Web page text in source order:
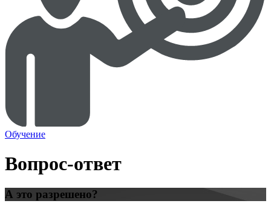
Обучение
Вопрос-ответ
А это разрешено?